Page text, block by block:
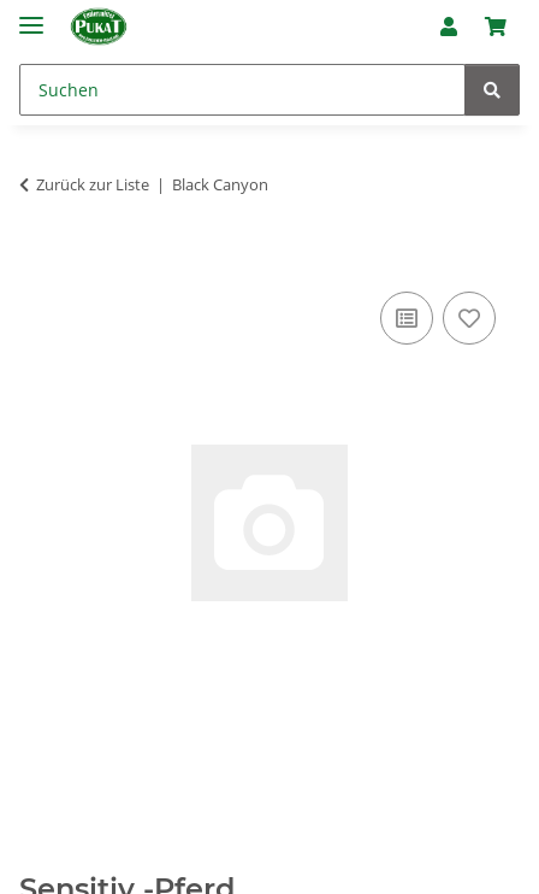
Zurück zur Liste Black Canyon